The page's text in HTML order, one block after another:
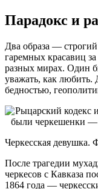
Парадокс и
Два образа — строгий
гаремных красавиц
разных мирах. Один
уважать, как любить.
бедностью,
Черкесская девушка.
После трагедии
черкесов с Кавказа
1864 года —